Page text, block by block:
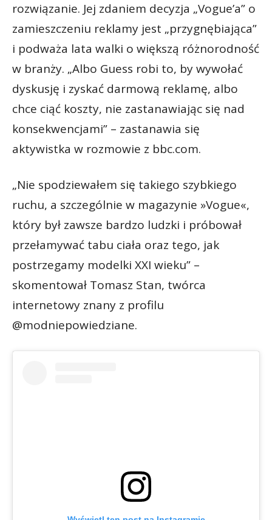
rozwiązanie. Jej zdaniem decyzja „Vogue’a” o
zamieszczeniu reklamy jest „przygnębiająca”
i podważa lata walki o większą różnorodność
w branży. „Albo Guess robi to, by wywołać
dyskusję i zyskać darmową reklamę, albo
chce ciąć koszty, nie zastanawiając się nad
konsekwencjami” – zastanawia się
aktywistka w rozmowie z bbc.com.
„Nie spodziewałem się takiego szybkiego
ruchu, a szczególnie w magazynie »Vogue«,
który był zawsze bardzo ludzki i próbował
przełamywać tabu ciała oraz tego, jak
postrzegamy modelki XXI wieku” –
skomentował Tomasz Stan, twórca
internetowy znany z profilu
@modniepowiedziane.